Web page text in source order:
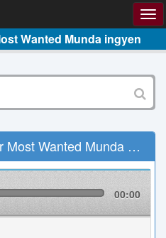
Wanted Munda ingyen
Wanted Munda Letöltés
00:00